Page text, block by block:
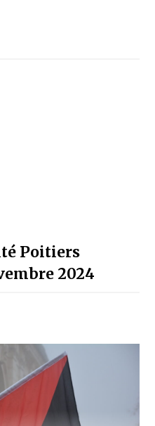
Poitiers
2024